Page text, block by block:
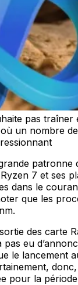
pas traîner
un nombre
patronne
7 et ses
dans le
que les
des carte
pas eu
le lancement
pour la